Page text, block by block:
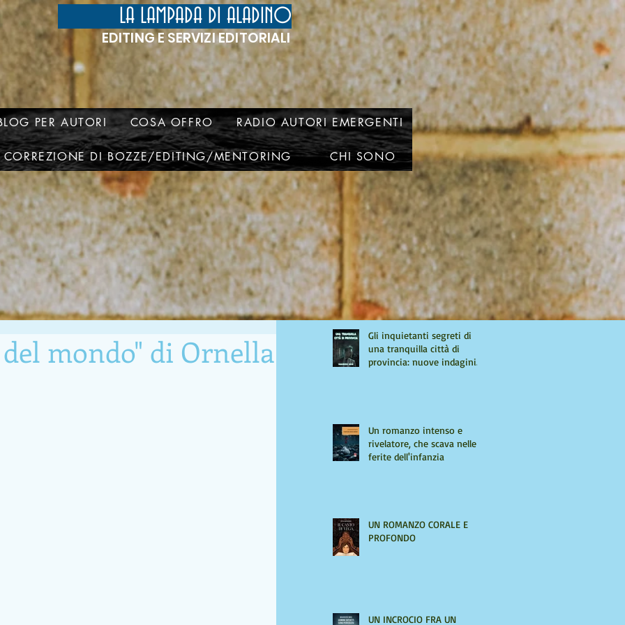
EDITING E SERVIZI EDITORIALI
LA LAMPADA DI ALADINO
PER AUTORI COSA OFFRO RADIO AUTORI EMERGENTI
CORREZIONE DI BOZZE/EDITING/MENTORING CHI SONO
mondo" di Ornella
Gli inquietanti segreti di
una tranquilla città di
provincia: nuove indagini
Un romanzo intenso e
rivelatore, che scava nelle
ferite dell'infanzia
UN ROMANZO CORALE E
PROFONDO
UN INCROCIO FRA UN